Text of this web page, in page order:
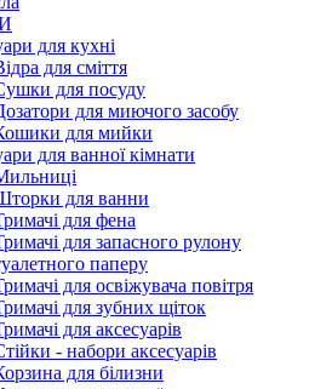
для кухні
для сміття
для посуду
для миючого засобу
для мийки
для ванної кімнати
для ванни
для фена
для запасного рулону
паперу
для освіжувача повітря
для зубних щіток
для аксесуарів
- набори аксесуарів
для білизни